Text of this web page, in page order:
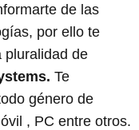
de las
por ello te
pluralidad de
Te
género de
, PC entre otros.